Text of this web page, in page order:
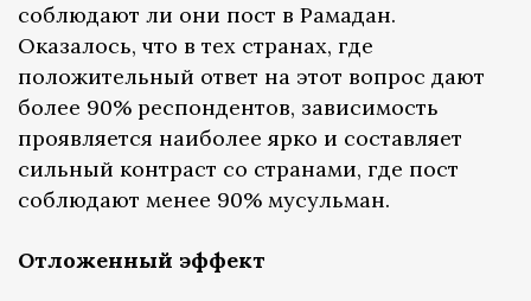
соблюдают ли они пост в Рамадан.
Оказалось, что в тех странах, где
положительный ответ на этот вопрос дают
более 90% респондентов, зависимость
проявляется наиболее ярко и составляет
сильный контраст со странами, где пост
соблюдают менее 90% мусульман.
Отложенный эффект